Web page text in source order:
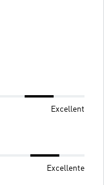
Excellent
Excellente